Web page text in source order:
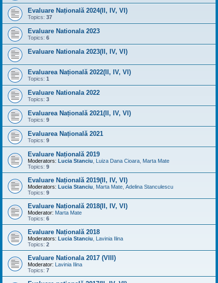
Evaluare Națională 2024(II, IV, VI)
Topics: 37
Evaluare Nationala 2023
Topics: 6
Evaluare Nationala 2023(II, IV, VI)
Evaluarea Națională 2022(II, IV, VI)
Topics: 1
Evaluare Nationala 2022
Topics: 3
Evaluarea Națională 2021(II, IV, VI)
Topics: 9
Evaluarea Națională 2021
Topics: 9
Evaluare Națională 2019
Moderators: Lucia Stanciu Luiza Dana Cioara Marta Mate
Topics: 9
Evaluare Națională 2019(II, IV, VI)
Moderators: Lucia Stanciu Marta Mate Adelina Stanculescu
Topics: 9
Evaluare Națională 2018(II, IV, VI)
Moderator: Marta Mate
Topics: 6
Evaluare Națională 2018
Moderators: Lucia Stanciu
Lavinia Ilina
Topics: 2
Evaluare Nationala 2017 (VIII)
Moderator: Lavinia Ilina
Topics: 7